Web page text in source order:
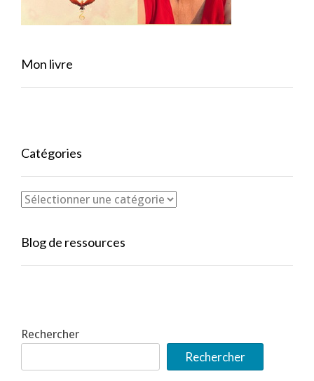
Mon livre
Catégories
Blog de ressources
Rechercher
Rechercher